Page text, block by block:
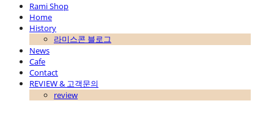
Rami Shop
Home
History
라미스콘 블로그
News
Cafe
Contact
REVIEW & 고객문의
review